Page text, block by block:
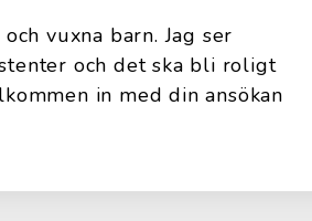
vuxna barn. Jag ser
och det ska bli roligt
in med din ansökan